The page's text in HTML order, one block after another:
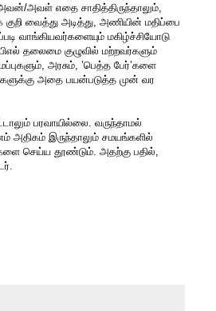
அவள் எதை சாதித்திருந்தாலும்,
வைத்து அடித்து, அணியின் மதிப்பை
வாங்கியவர்களையும் மகிழ்ச்சியோடு
தலைமை குழுவில் மற்றவர்களும்
அரசும், ’பெத்த பேர்’களை
அதை பயன்படுத்த முன் வர
பரவாயில்லை. வருந்தாமல்
அதிகம் இருந்தாலும் சமயங்களில்
செய்ய தூண்டும். அதற்கு பதில்,